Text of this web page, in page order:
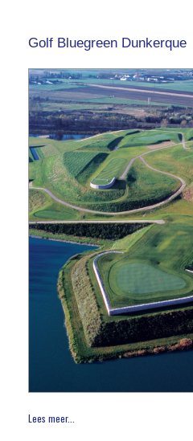
Golf Bluegreen Dunkerque
Lees meer...